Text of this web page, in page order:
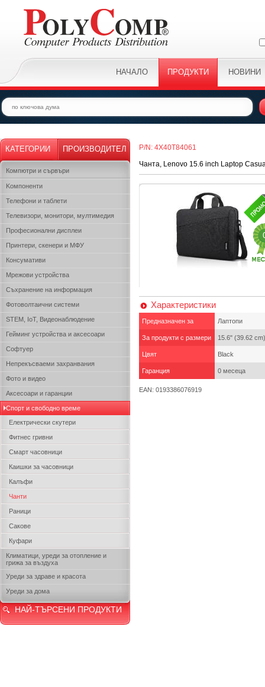
НАЧАЛО ПРОДУКТИ НОВИНИ
КАТЕГОРИИ ПРОИЗВОДИТЕЛ
Компютри и сървъри
Kомпоненти
Телефони и таблети
Телевизори, монитори, мултимедия
Професионални дисплеи
Принтери, скенери и МФУ
Консумативи
Мрежови устройства
Съхранение на информация
Фотоволтаични системи
STEM, IoT, Видеонаблюдение
Гейминг устройства и аксесоари
Софтуер
Непрекъсваеми захранвания
Фото и видео
Аксесоари и гаранции
Спорт и свободно време
Електрически скутери
Фитнес гривни
Смарт часовници
Каишки за часовници
Калъфи
Чанти
Раници
Сакове
Куфари
Климатици, уреди за отопление и
грижа за въздуха
Уреди за здраве и красота
Уреди за дома
НАЙ-ТЪРСЕНИ ПРОДУКТИ
P/N: 4X40T84061
Чанта, Lenovo 15.6 inch Laptop
Характеристики
Предназначен за Лаптопи
За продукти с размери 15.6" (39.62 cm)
Цвят Black
Гаранция 0 месеца
EAN: 0193386076919